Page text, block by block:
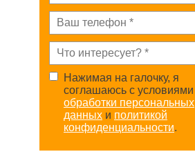
Нажимая на галочку, я
соглашаюсь с условиями
обработки персональных
данных и политикой
конфиденциальности.
УЗНАТЬ ЦЕНУ